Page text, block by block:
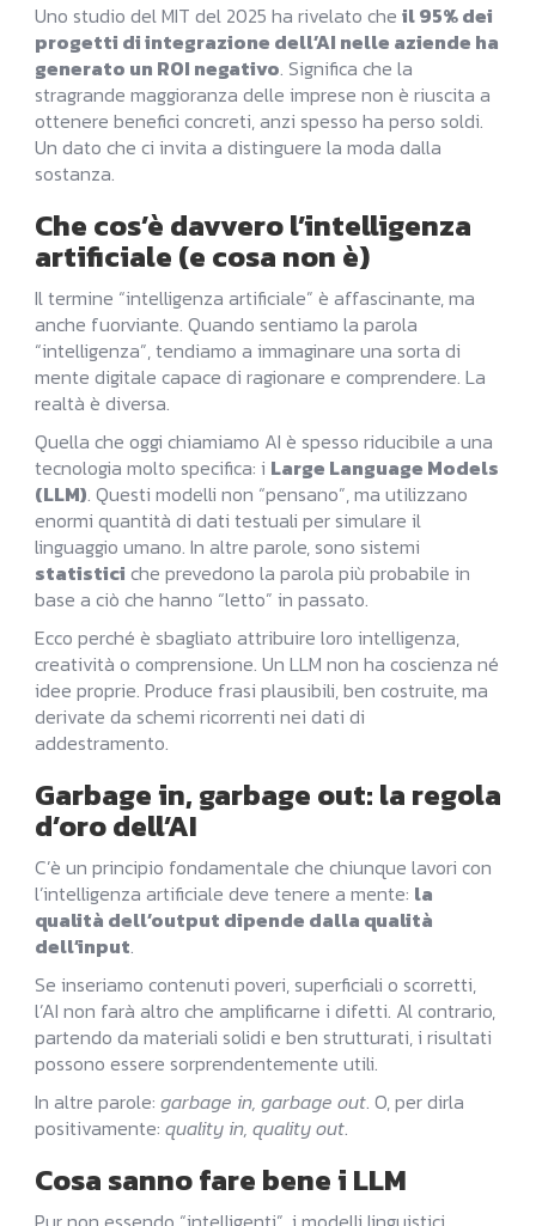
Uno studio del MIT del 2025 ha rivelato che il 95% dei
progetti di integrazione dell’AI nelle aziende ha
generato un ROI negativo. Significa che la
stragrande maggioranza delle imprese non è riuscita a
ottenere benefici concreti, anzi spesso ha perso soldi.
Un dato che ci invita a distinguere la moda dalla
sostanza.
Che cos’è davvero l’intelligenza
artificiale (e cosa non è)
Il termine “intelligenza artificiale” è affascinante, ma
anche fuorviante. Quando sentiamo la parola
“intelligenza”, tendiamo a immaginare una sorta di
mente digitale capace di ragionare e comprendere. La
realtà è diversa.
Quella che oggi chiamiamo AI è spesso riducibile a una
tecnologia molto specifica: i Large Language Models
(LLM). Questi modelli non “pensano”, ma utilizzano
enormi quantità di dati testuali per simulare il
linguaggio umano. In altre parole, sono sistemi
statistici che prevedono la parola più probabile in
base a ciò che hanno “letto” in passato.
Ecco perché è sbagliato attribuire loro intelligenza,
creatività o comprensione. Un LLM non ha coscienza né
idee proprie. Produce frasi plausibili, ben costruite, ma
derivate da schemi ricorrenti nei dati di
addestramento.
Garbage in, garbage out: la regola
d’oro dell’AI
C’è un principio fondamentale che chiunque lavori con
l’intelligenza artificiale deve tenere a mente: la
qualità dell’output dipende dalla qualità
dell’input.
Se inseriamo contenuti poveri, superficiali o scorretti,
l’AI non farà altro che amplificarne i difetti. Al contrario,
partendo da materiali solidi e ben strutturati, i risultati
possono essere sorprendentemente utili.
In altre parole: garbage in, garbage out. O, per dirla
positivamente: quality in, quality out.
Cosa sanno fare bene i LLM